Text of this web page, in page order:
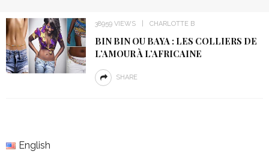
38959 VIEWS CHARLOTTE B
BIN BIN OU BAYA : LES COLLIERS DE
L’AMOUR À L’AFRICAINE
SHARE
English